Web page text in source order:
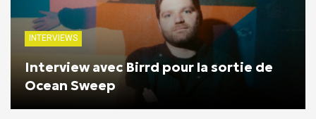
INTERVIEWS
Interview avec Birrd pour la sortie de
Ocean Sweep